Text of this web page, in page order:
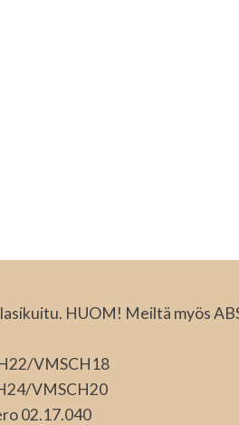
HUOM! Meiltä myös
VMSCH18
VMSCH20
02.17.040